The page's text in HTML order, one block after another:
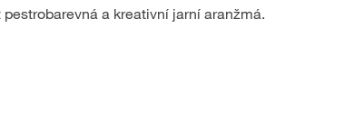
a kreativní jarní aranžmá.